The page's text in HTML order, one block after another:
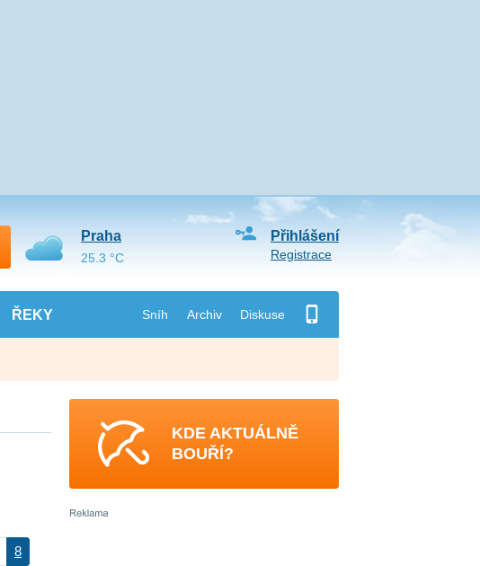
ŘEKY Sníh Archiv Diskuse
Přihlášení
Registrace
Praha
25.3 °C
8
KDE AKTUÁLNĚ
BOUŘÍ?